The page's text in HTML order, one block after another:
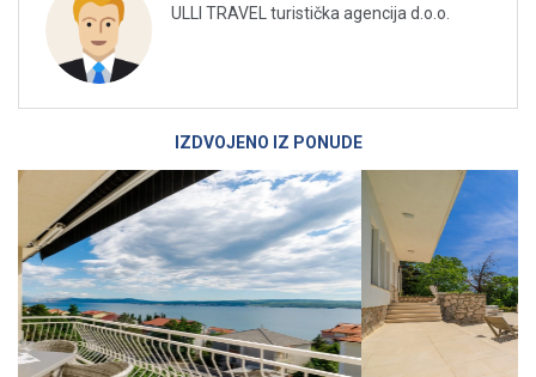
ULLI TRAVEL turistička agencija d.o.o.
IZDVOJENO IZ PONUDE